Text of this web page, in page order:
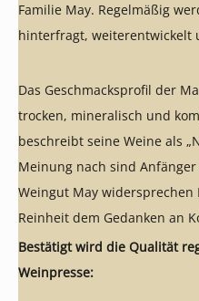
Familie May. Regelmäßig
hinterfragt, weiterentwickelt
Das Geschmacksprofil der
trocken, mineralisch und
beschreibt seine Weine als
Meinung nach sind
Weingut May
Reinheit dem Gedanken an
Bestätigt wird die Qualität
Weinpresse: